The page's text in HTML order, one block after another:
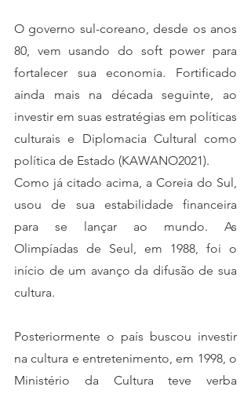
O governo sul-coreano, desde os anos
80, vem usando do soft power para
fortalecer sua economia. Fortificado
ainda mais na década seguinte, ao
investir em suas estratégias em políticas
culturais e Diplomacia Cultural como
política de Estado (KAWANO2021).
Como já citado acima, a Coreia do Sul,
usou de sua estabilidade financeira
para se lançar ao mundo. As
Olimpíadas de Seul, em 1988, foi o
início de um avanço da difusão de sua
cultura.
Posteriormente o país buscou investir
na cultura e entretenimento, em 1998, o
Ministério da Cultura teve verba